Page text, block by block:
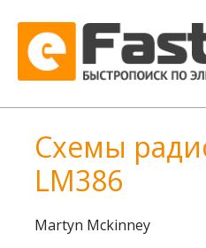
Схемы
LM386
Martyn Mckinney